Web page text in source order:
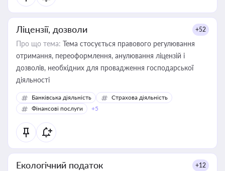
Ліцензії, дозволи +52
Про що тема: Тема стосується правового регулювання
отримання, переоформлення, анулювання ліцензій і
дозволів, необхідних для провадження господарської
діяльності
Банківська діяльність
Страхова діяльність
Фінансові послуги
+5
Екологічний податок +12